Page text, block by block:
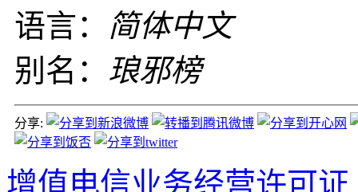
语言： 简体中文
别名： 琅邪榜
分享:
增值电信业务经营许可证